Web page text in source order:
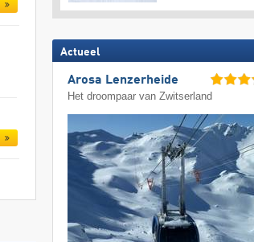
Actueel
Arosa Lenzerheide
Het droompaar van Zwitserland